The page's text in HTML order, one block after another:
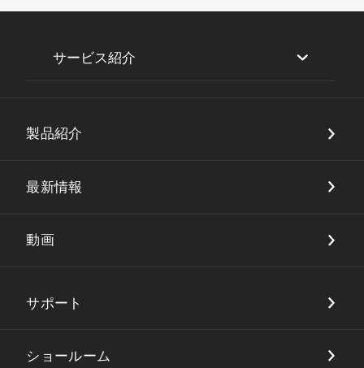
サービス紹介
DX・店舗ソリューション
製品紹介
最新情報
動画
サポート
ショールーム